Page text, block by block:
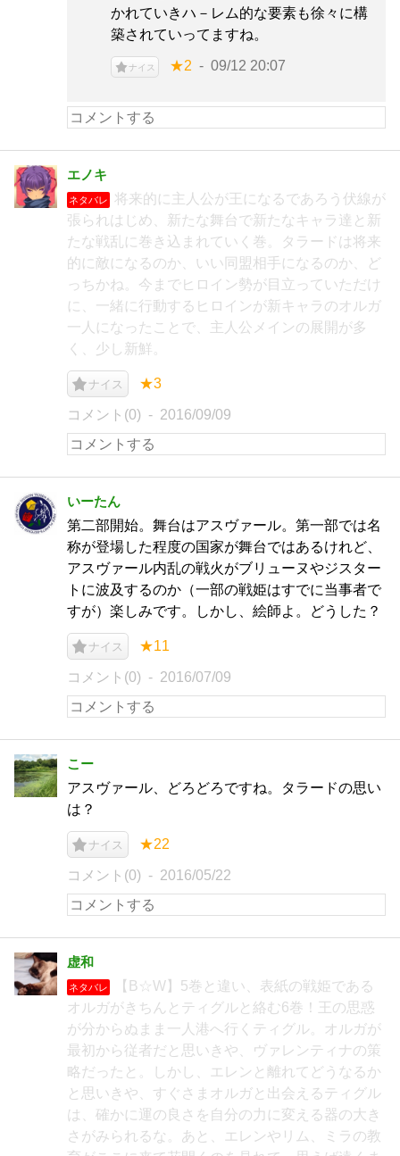
かれていきハ－レム的な要素も徐々に構
築されていってますね。
ナイス ★2 09/12 20:07
エノキ
ネタバレ
将来的に主人公が王になるであろう伏線が
張られはじめ、新たな舞台で新たなキャラ達と新
たな戦乱に巻き込まれていく巻。タラードは将来
的に敵になるのか、いい同盟相手になるのか、ど
っちかね。今までヒロイン勢が目立っていただけ
に、一緒に行動するヒロインが新キャラのオルガ
一人になったことで、主人公メインの展開が多
く、少し新鮮。
ナイス ★3
コメント(0) 2016/09/09
いーたん
第二部開始。舞台はアスヴァール。第一部では名
称が登場した程度の国家が舞台ではあるけれど、
アスヴァール内乱の戦火がブリューヌやジスター
トに波及するのか（一部の戦姫はすでに当事者で
すが）楽しみです。しかし、絵師よ。どうした？
ナイス ★11
コメント(0) 2016/07/09
こー
アスヴァール、どろどろですね。タラードの思い
は？
ナイス ★22
コメント(0) 2016/05/22
虚和
ネタバレ
【B☆W】5巻と違い、表紙の戦姫である
オルガがきちんとティグルと絡む6巻！王の思惑
が分からぬまま一人港へ行くティグル。オルガが
最初から従者だと思いきや、ヴァレンティナの策
略だったと。しかし、エレンと離れてどうなるか
と思いきや、すぐさまオルガと出会えるティグル
は、確かに運の良さを自分の力に変える器の大き
さがみられるな。あと、エレンやリム、ミラの教